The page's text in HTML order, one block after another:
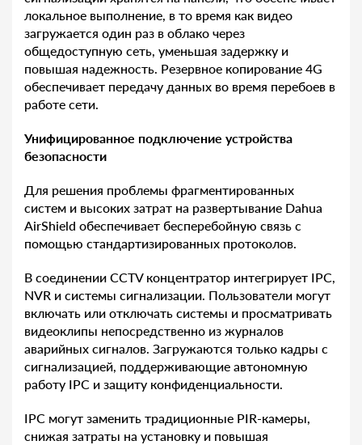
локальное выполнение, в то время как видео
загружается один раз в облако через
общедоступную сеть, уменьшая задержку и
повышая надежность. Резервное копирование 4G
обеспечивает передачу данных во время перебоев в
работе сети.
Унифицированное подключение устройства
безопасности
Для решения проблемы фрагментированных
систем и высоких затрат на развертывание Dahua
AirShield обеспечивает бесперебойную связь с
помощью стандартизированных протоколов.
В соединении CCTV концентратор интегрирует IPC,
NVR и системы сигнализации. Пользователи могут
включать или отключать системы и просматривать
видеоклипы непосредственно из журналов
аварийных сигналов. Загружаются только кадры с
сигнализацией, поддерживающие автономную
работу IPC и защиту конфиденциальности.
IPC могут заменить традиционные PIR-камеры,
снижая затраты на установку и повышая